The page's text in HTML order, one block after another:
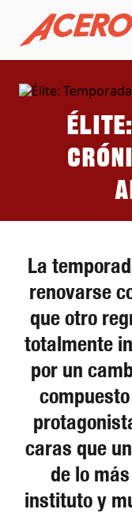
La
renovarse
que otro
totalmente
por un
caras que
de lo
instituto y